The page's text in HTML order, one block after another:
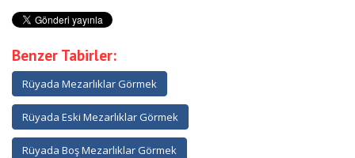
Benzer Tabirler:
Rüyada Mezarlıklar Görmek
Rüyada Eski Mezarlıklar Görmek
Rüyada Boş Mezarlıklar Görmek